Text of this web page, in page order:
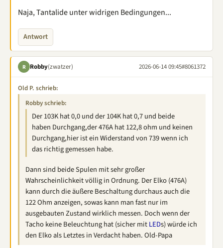
Naja, Tantalide unter widrigen Bedingungen...
Antwort
R Robby(zwatzer) 2026-06-14 09:45#8061372
Old P. schrieb:
Robby schrieb:
Der 103K hat 0,0 und der 104K hat 0,7 und beide
haben Durchgang,der 476A hat 122,8 ohm und keinen
Durchgang,hier ist ein Widerstand von 739 wenn ich
das richtig gemessen habe.
Dann sind beide Spulen mit sehr großer
Wahrscheinlichkeit völlig in Ordnung. Der Elko (476A)
kann durch die äußere Beschaltung durchaus auch die
122 Ohm anzeigen, sowas kann man fast nur im
ausgebauten Zustand wirklich messen. Doch wenn der
Tacho keine Beleuchtung hat (sicher mitLEDs) würde ich
den Elko als Letztes in Verdacht haben. Old-Papa